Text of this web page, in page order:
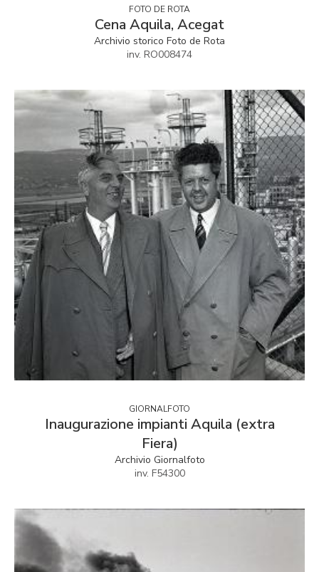
FOTO DE ROTA
Cena Aquila, Acegat
Archivio storico Foto de Rota
inv. RO008474
GIORNALFOTO
Inaugurazione impianti Aquila (extra
Fiera)
Archivio Giornalfoto
inv. F54300